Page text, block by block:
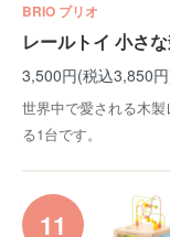
BRIO ブリオ
レールトイ 小さ
3,500円(税込3,850
世界中で愛される木
る1台です。
11